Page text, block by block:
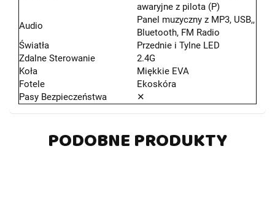
awaryjne z pilota (P)
Audio
Panel muzyczny z MP3, USB,,
Bluetooth, FM Radio
Światła
Przednie i Tylne LED
Zdalne Sterowanie
2.4G
Koła
Miękkie EVA
Fotele
Ekoskóra
Pasy Bezpieczeństwa
✕
PODOBNE PRODUKTY